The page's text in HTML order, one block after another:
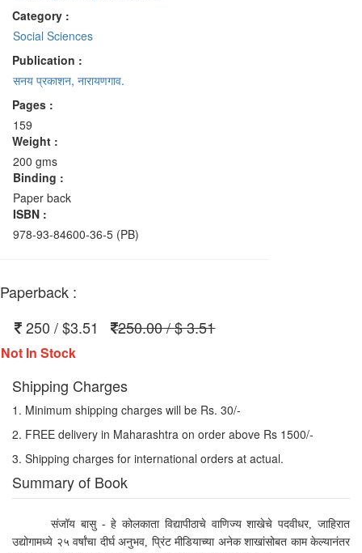
Category :
Social Sciences
Publication :
सनय प्रकाशन, नारायणगाव.
Pages :
159
Weight :
200 gms
Binding :
Paper back
ISBN :
978-93-84600-36-5 (PB)
Paperback :
250 / $3.51
250.00 / $ 3.51
Not In Stock
Shipping Charges
1. Minimum shipping charges will be Rs. 30/-
2. FREE delivery in Maharashtra on order above Rs 1500/-
3. Shipping charges for international orders at actual.
Summary of Book
संजॉय बासु -हे कोलकाता विद्यापीठाचे वाणिज्य शाखेचे पदवीधर,जाहिरात
उद्योगामध्ये २५ वर्षांचा दीर्घ अनुभव, प्रिंट मीडियाच्या अनेक शाखांसोबत काम केल्यानंतर